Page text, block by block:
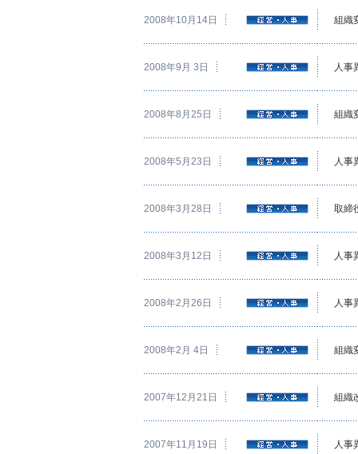
2008年10月14日 組織
2008年9月 3日 人事
2008年8月25日 組織
2008年5月23日 人事
2008年3月28日 取締
2008年3月12日 人事
2008年2月26日 人事
2008年2月 4日 組織
2007年12月21日 組織
2007年11月19日 人事